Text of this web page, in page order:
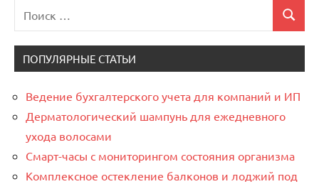
для:
Поиск
ПОПУЛЯРНЫЕ СТАТЬИ
Ведение бухгалтерского учета для компаний и ИП
Дерматологический шампунь для ежедневного
ухода волосами
Смарт-часы с мониторингом состояния организма
Комплексное остекление балконов и лоджий под